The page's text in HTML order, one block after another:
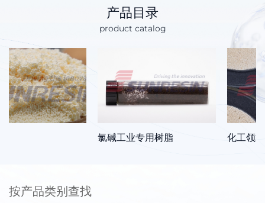
产品目录
product catalog
氯碱工业专用树脂 化工领域
按产品类别查找